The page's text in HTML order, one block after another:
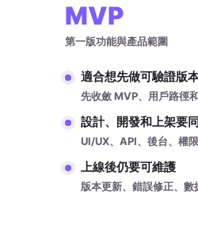
MVP
第一版功能與產品範圍
適合想先做可驗證版
先收斂 MVP、用戶路徑
設計、開發和上架要
UI/UX、API、後台、權
上線後仍要可維護
版本更新、錯誤修正、數